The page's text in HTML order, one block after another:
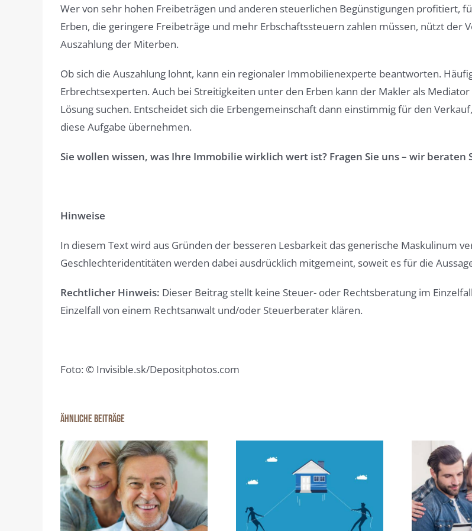
Wer von sehr hohen Freibeträgen und anderen steuerlichen Begünstigungen profitiert,
Erben, die geringere Freibeträge und mehr Erbschaftssteuern zahlen müssen, nützt der
Auszahlung der Miterben.
Ob sich die Auszahlung lohnt, kann ein regionaler Immobilienexperte beantworten.
Erbrechtsexperten. Auch bei Streitigkeiten unter den Erben kann der Makler als
Lösung suchen. Entscheidet sich die Erbengemeinschaft dann einstimmig für den
diese Aufgabe übernehmen.
Sie wollen wissen, was Ihre Immobilie wirklich wert ist? Fragen Sie uns – wir beraten
Hinweise
In diesem Text wird aus Gründen der besseren Lesbarkeit das generische Maskulinum
Geschlechteridentitäten werden dabei ausdrücklich mitgemeint, soweit es für die
Rechtlicher Hinweis: Dieser Beitrag stellt keine Steuer- oder Rechtsberatung im
Einzelfall von einem Rechtsanwalt und/oder Steuerberater klären.
Foto: © Invisible.sk/Depositphotos.com
Ähnliche Beiträge
Scheidungsimmobilie:
Zwangsversteigerung
unbedingt vermieden
Immobilienfinanzierung
2025: Schwieriger,
aber nicht unmöglich